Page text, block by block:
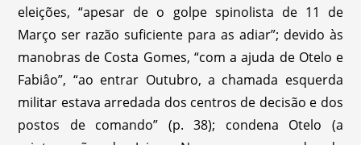
eleições, “apesar de o golpe spinolista de 11 de
Março ser razão suficiente para as adiar”; devido às
manobras de Costa Gomes, “com a ajuda de Otelo e
Fabiâo”, “ao entrar Outubro, a chamada esquerda
militar estava arredada dos centros de decisão e dos
postos de comando” (p. 38); condena Otelo (a